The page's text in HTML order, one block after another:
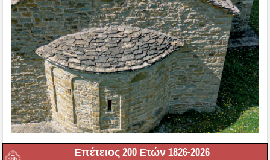
Επέτειος 200 Ετών 1826-2026